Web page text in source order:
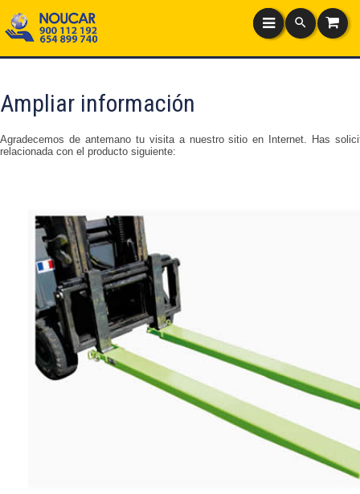
Ampliar información
Agradecemos de antemano tu visita a nuestro sitio en Internet. Has
relacionada con el producto siguiente: